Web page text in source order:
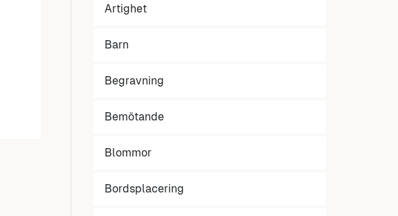
Artighet
Barn
Begravning
Bemötande
Blommor
Bordsplacering